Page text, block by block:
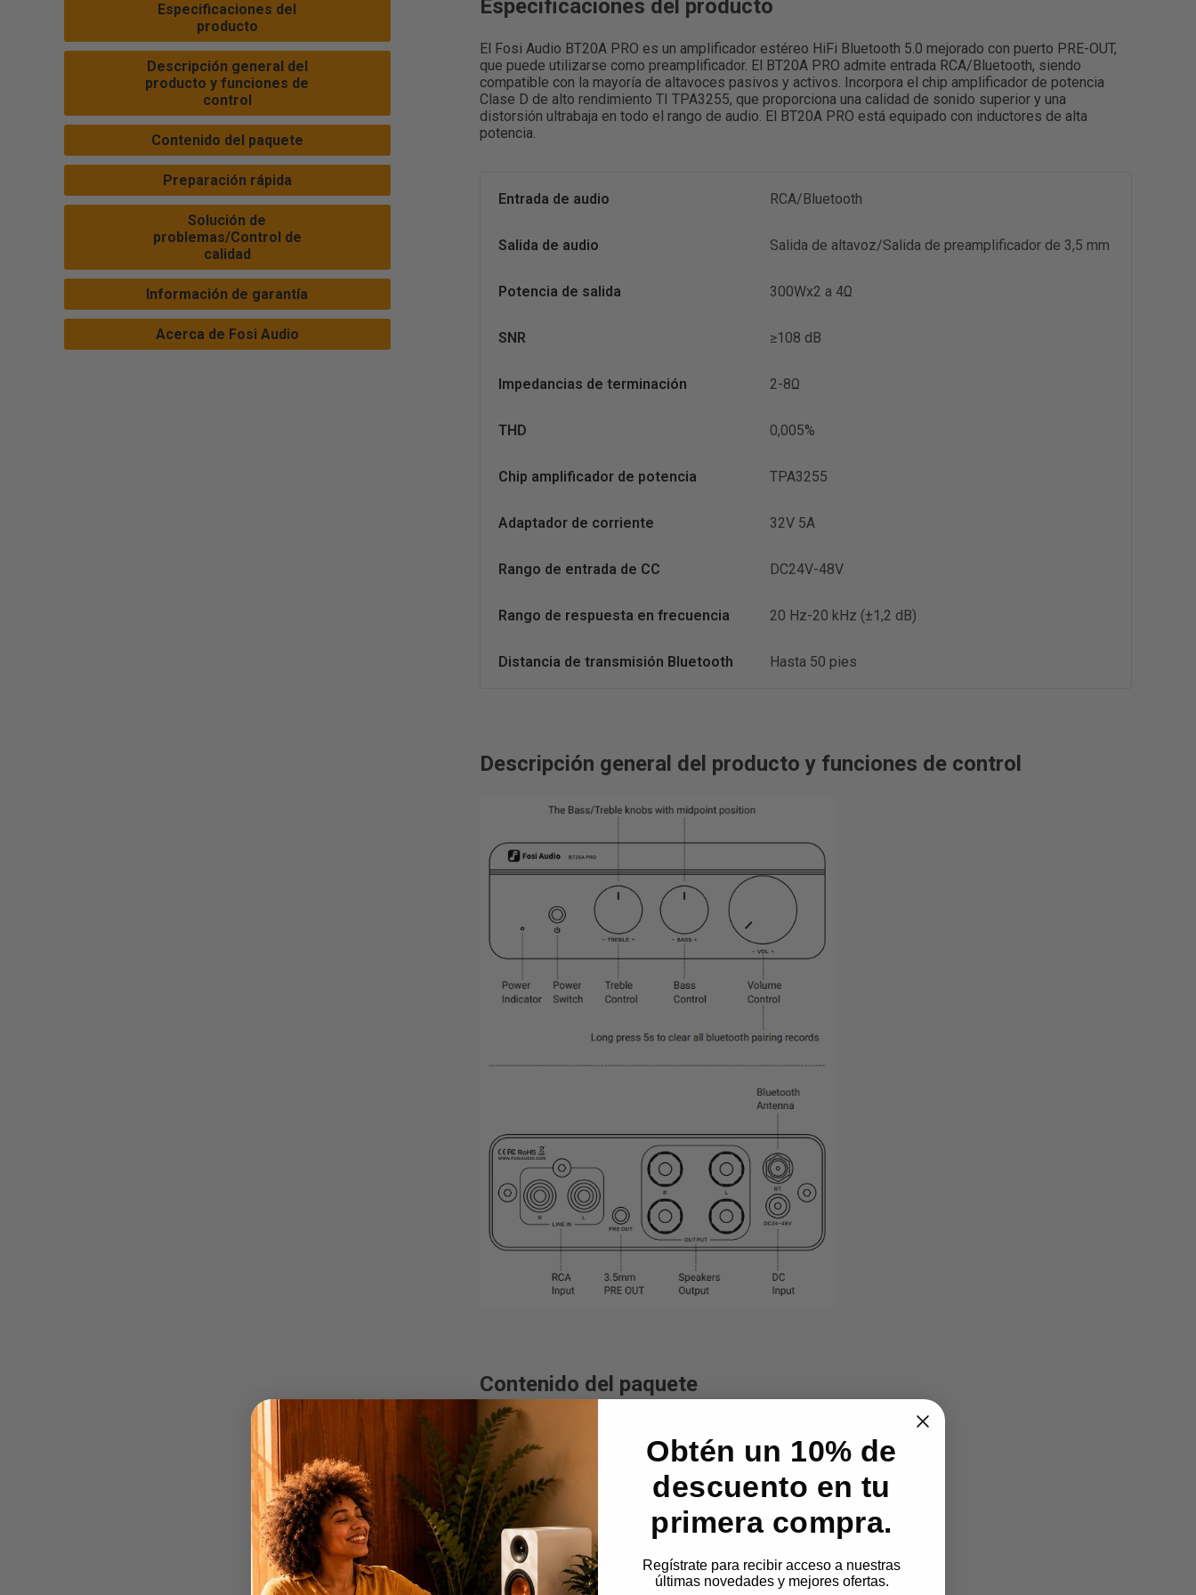
Especificaciones del
producto
Descripción general del
producto y funciones de
control
Contenido del paquete
Preparación rápida
Solución de
problemas/Control de
calidad
Información de garantía
Acerca de Fosi Audio
Especificaciones del producto
El Fosi Audio BT20A PRO es un amplificador estéreo HiFi Bluetooth 5.0 mejorado con puerto PRE-OUT,
que puede utilizarse como preamplificador. El BT20A PRO admite entrada RCA/Bluetooth, siendo
compatible con la mayoría de altavoces pasivos y activos. Incorpora el chip amplificador de potencia
Clase D de alto rendimiento TI TPA3255, que proporciona una calidad de sonido superior y una
distorsión ultrabaja en todo el rango de audio. El BT20A PRO está equipado con inductores de alta
potencia.
Entrada de audio RCA/Bluetooth
Salida de audio Salida de altavoz/Salida de preamplificador de 3,5 mm
Potencia de salida 300Wx2 a 4Ω
SNR ≥108 dB
Impedancias de terminación 2-8Ω
THD 0,005%
Chip amplificador de potencia TPA3255
Adaptador de corriente 32V 5A
Rango de entrada de CC DC24V-48V
Rango de respuesta en frecuencia 20 Hz-20 kHz (±1,2 dB)
Distancia de transmisión Bluetooth Hasta 50 pies
Descripción general del producto y funciones de control
Contenido del paquete
Amplificador Bluetooth BT20A PRO ×1
Antena Bluetooth ×1
Adaptador de corriente ×1
Cable de alimentación de CA ×1
Manual de usuario ×1
Configuración rápida
Obtén un 10% de
descuento en tu
primera compra.
Regístrate para recibir acceso a nuestras
últimas novedades y mejores ofertas.